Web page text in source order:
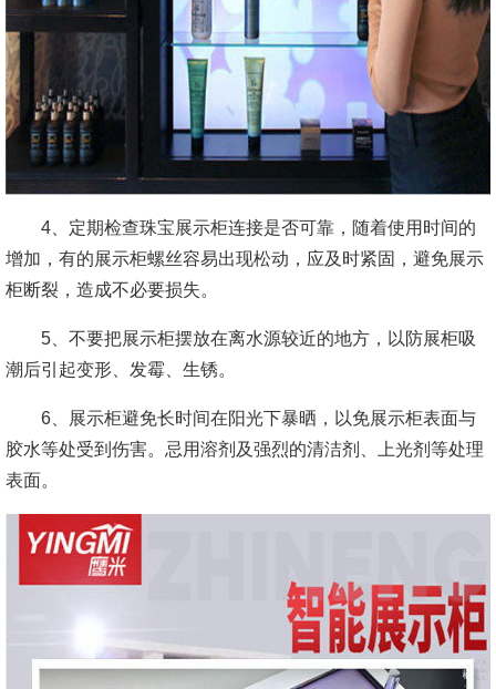
4、定期检查珠宝展示柜连接是否可靠，随着使用时间的
增加，有的展示柜螺丝容易出现松动，应及时紧固，避免展示
柜断裂，造成不必要损失。
5、不要把展示柜摆放在离水源较近的地方，以防展柜吸
潮后引起变形、发霉、生锈。
6、展示柜避免长时间在阳光下暴晒，以免展示柜表面与
胶水等处受到伤害。忌用溶剂及强烈的清洁剂、上光剂等处理
表面。